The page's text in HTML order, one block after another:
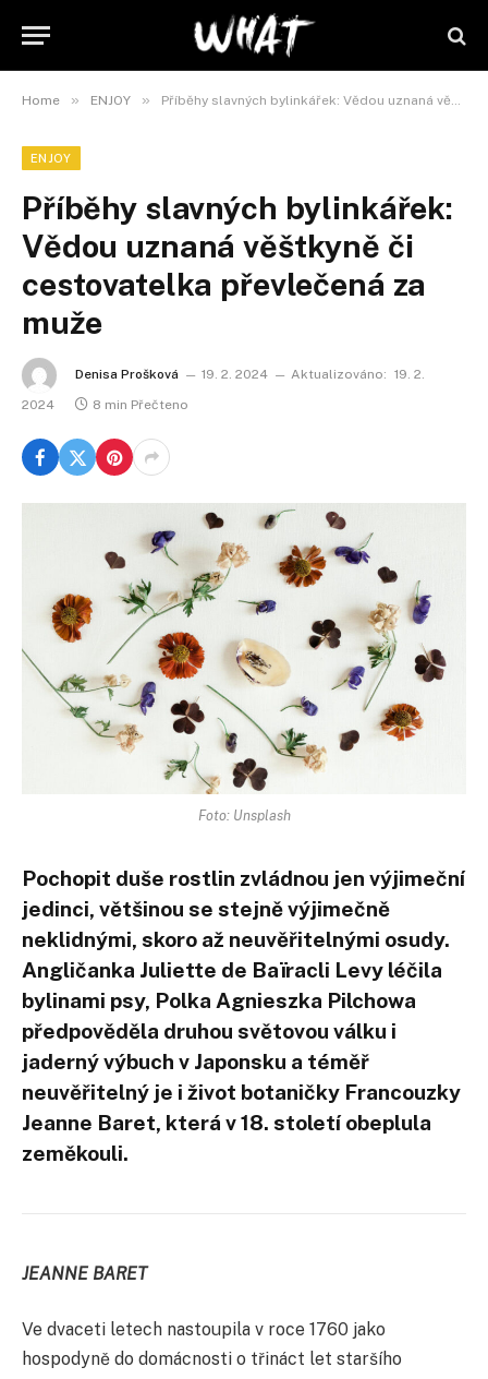
Home » ENJOY » Příběhy slavných bylinkářek: Vědou uznaná věštkyně či cestovatelka převlečená za muže
ENJOY
Příběhy slavných bylinkářek:
Vědou uznaná věštkyně či
cestovatelka převlečená za
muže
Denisa Prošková 19. 2. 2024 Aktualizováno: 19. 2.
2024
8 min Přečteno
Foto: Unsplash
Pochopit duše rostlin zvládnou jen výjimeční
jedinci, většinou se stejně výjimečně
neklidnými, skoro až neuvěřitelnými osudy.
Angličanka Juliette de Baïracli Levy léčila
bylinami psy, Polka Agnieszka Pilchowa
předpověděla druhou světovou válku i
jaderný výbuch v Japonsku a téměř
neuvěřitelný je i život botaničky Francouzky
Jeanne Baret, která v 18. století obeplula
zeměkouli.
JEANNE BARET
Ve dvaceti letech nastoupila v roce 1760 jako
hospodyně do domácnosti o třináct let staršího